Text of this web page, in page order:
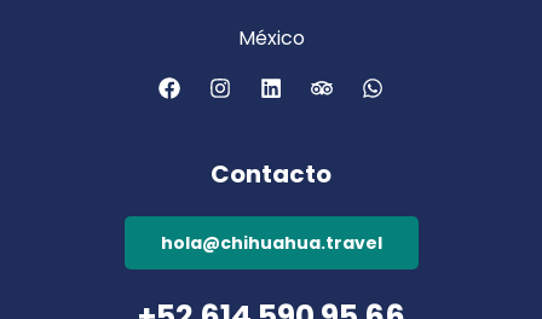
México
Contacto
hola@chihuahua.travel